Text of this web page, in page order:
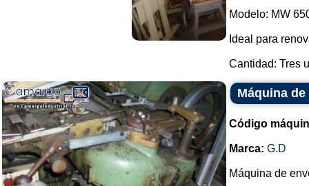
Modelo: MW
Ideal para
Cantidad: Tres
Máquina
Código
Marca: G.D
Máquina de